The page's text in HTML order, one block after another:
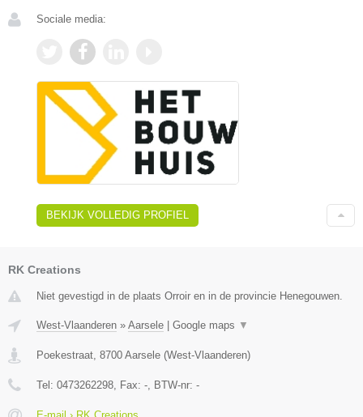
Sociale media:
BEKIJK VOLLEDIG PROFIEL
RK Creations
Niet gevestigd in de plaats Orroir en in de provincie Henegouwen.
West-Vlaanderen » Aarsele Google maps ▼
Poekestraat 8700 Aarsele (West-Vlaanderen)
Tel: 0473262298 , Fax: - , BTW-nr: -